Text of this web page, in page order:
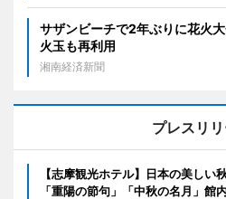
サザンビーチで2年ぶりに花火
火玉も再利用
湘南経済新聞
プレスリ
【志摩観光ホテル】日本の美しい
「重陽の節句」「中秋の名月」館